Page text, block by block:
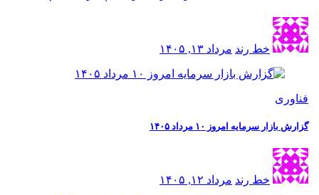
خط رند مرداد ۱۳, ۱۴۰۵
فناوری
گزارش بازار سرمایه امروز ۱۰ مرداد ۱۴۰۵
خط رند مرداد ۱۲, ۱۴۰۵